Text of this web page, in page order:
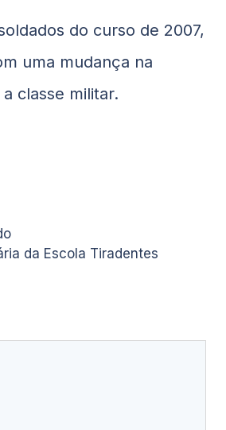
do curso de 2007,
uma mudança na
classe militar.
da Escola Tiradentes